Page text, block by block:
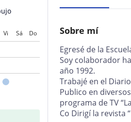
Vi Sá
Do
Sobre mí
Egresé de la
Soy colaborador
año 1992.
Trabajé en el
Publico en
programa de TV
Co Dirigí la revista